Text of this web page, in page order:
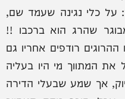
על כלי נגינה שעמד שם,
שהרג הוא ברכבו !!
רודפים אחריו גם
המתווך מי היו בעליה
אך שמע שבעלי הדירה